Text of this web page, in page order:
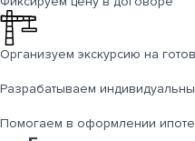
Организуем экскурсию на
Разрабатываем
Помогаем в оформлении